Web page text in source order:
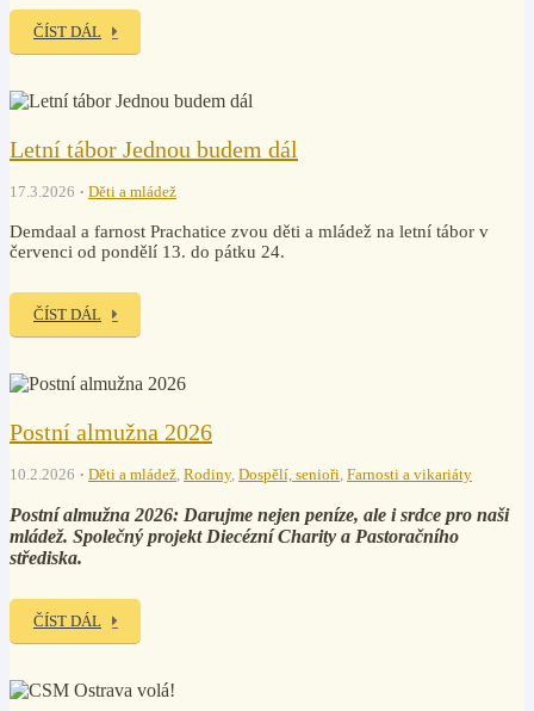
ČÍST DÁL
Letní tábor Jednou budem dál
17.3.2026 Děti a mládež
Demdaal a farnost Prachatice zvou děti a mládež na letní tábor v
červenci od pondělí 13. do pátku 24.
ČÍST DÁL
Postní almužna 2026
10.2.2026 Děti a mládež, Rodiny, Dospělí, senioři, Farnosti a vikariáty
Postní almužna 2026: Darujme nejen peníze, ale i srdce pro naši
mládež. Společný projekt Diecézní Charity a Pastoračního
střediska.
ČÍST DÁL